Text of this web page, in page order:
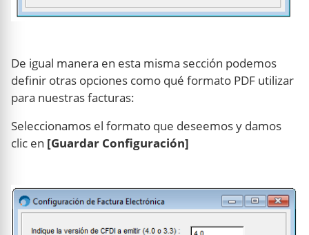
De igual manera en esta misma sección podemos
definir otras opciones como qué formato PDF utilizar
para nuestras facturas:
Seleccionamos el formato que deseemos y damos
clic en [Guardar Configuración]